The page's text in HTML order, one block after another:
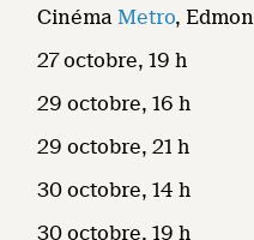
Cinéma Metro,
27 octobre, 19 h
29 octobre, 16 h
29 octobre, 21 h
30 octobre, 14 h
30 octobre, 19 h